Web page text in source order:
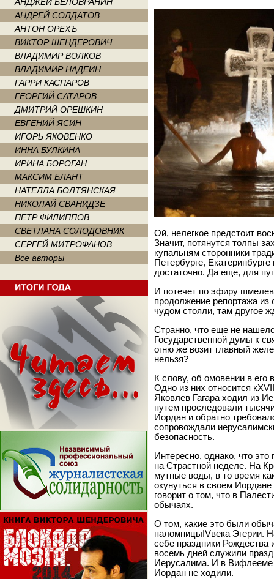
АНДРЕЙ СОЛДАТОВ
АНТОН ОРЕХЪ
ВИКТОР ШЕНДЕРОВИЧ
ВЛАДИМИР ВОЛКОВ
ВЛАДИМИР НАДЕИН
ГАРРИ КАСПАРОВ
ГЕОРГИЙ САТАРОВ
ДМИТРИЙ ОРЕШКИН
ЕВГЕНИЙ ЯСИН
ИГОРЬ ЯКОВЕНКО
ИННА БУЛКИНА
ИРИНА БОРОГАН
МАКСИМ БЛАНТ
НАТЕЛЛА БОЛТЯНСКАЯ
НИКОЛАЙ СВАНИДЗЕ
ПЕТР ФИЛИППОВ
СВЕТЛАНА СОЛОДОВНИК
СЕРГЕЙ МИТРОФАНОВ
Все авторы
Ой, нелегкое предстоит
Значит, потянутся толпы
купальням сторонники
Петербурге,
достаточно. Да еще, для
И потечет по эфиру
продолжение репортажа из
чудом стояли, там другое
Странно, что еще не
Государственной думы к
огню же возит главный
нельзя?
К слову, об омовении в его
Одно из них относится
Яковлев Гагара ходил из
путем проследовали
Иордан и обратно
сопровождали
безопасность.
Интересно, однако, что
на Страстной неделе. На
мутные воды, в то время
окунуться в своем
говорит о том, что в
обычаях.
О том, какие это были
паломницыIVвека Эгерии.
себе праздники
восемь дней служили
Иерусалима. И в Вифлееме
Иордан не ходили.